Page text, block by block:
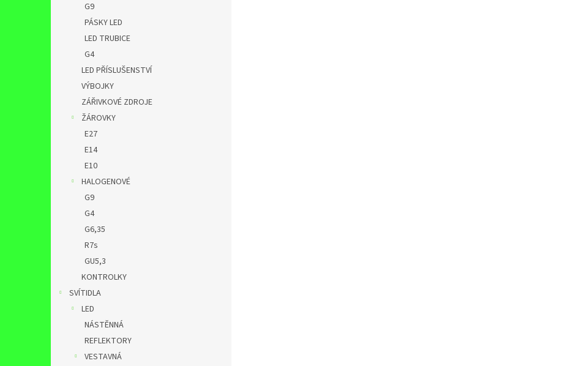
G9
PÁSKY LED
LED TRUBICE
G4
LED PŘÍSLUŠENSTVÍ
VÝBOJKY
ZÁŘIVKOVÉ ZDROJE
ŽÁROVKY
E27
E14
E10
HALOGENOVÉ
G9
G4
G6,35
R7s
GU5,3
KONTROLKY
SVÍTIDLA
LED
NÁSTĚNNÁ
REFLEKTORY
VESTAVNÁ